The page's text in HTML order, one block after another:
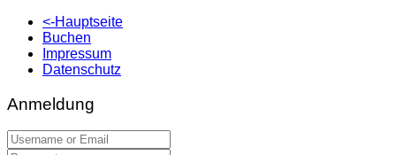
<-Hauptseite
Buchen
Impressum
Datenschutz
Anmeldung